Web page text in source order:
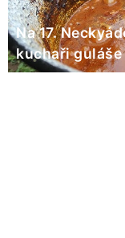
Na 17.
kuchaři guláše